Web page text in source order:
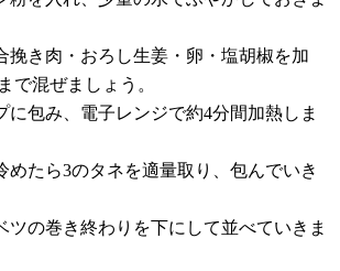
挽き肉・おろし生姜・卵・塩胡椒を加
で混ぜましょう。
に包み、電子レンジで約4分間加熱しま
めたら3のタネを適量取り、包んでいき
ツの巻き終わりを下にして並べていきま